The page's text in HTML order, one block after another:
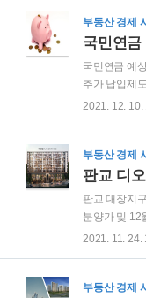
정거장, 이매
매우 용이합
로 빠르게
아니라 단지
통학이 가능
포레폰드, 워
부동산 경제
국민연금
국민연금 예
추가 납입제
께 알아보겠
국민에게 국
말합니다. 그
금 홈페이지
소득정보입
민연금 수령
산기 바로가
2021. 12. 10.
부동산 경제
판교 디
판교 대장지
분양가 및 12
먼저 살펴보
16억원에 거
2021. 11. 24.
부동산 경제